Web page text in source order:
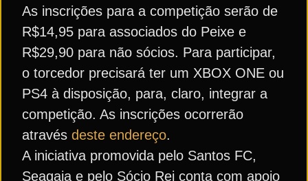
As inscrições para a competição serão de
R$14,95 para associados do Peixe e
R$29,90 para não sócios. Para participar,
o torcedor precisará ter um XBOX ONE ou
PS4 à disposição, para, claro, integrar a
competição. As inscrições ocorrerão
através deste endereço.
A iniciativa promovida pelo Santos FC,
Seagaia e pelo Sócio Rei conta com apoio